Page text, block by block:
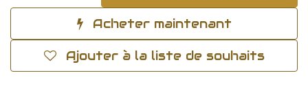
Acheter maintenant
Ajouter à la liste de souhaits